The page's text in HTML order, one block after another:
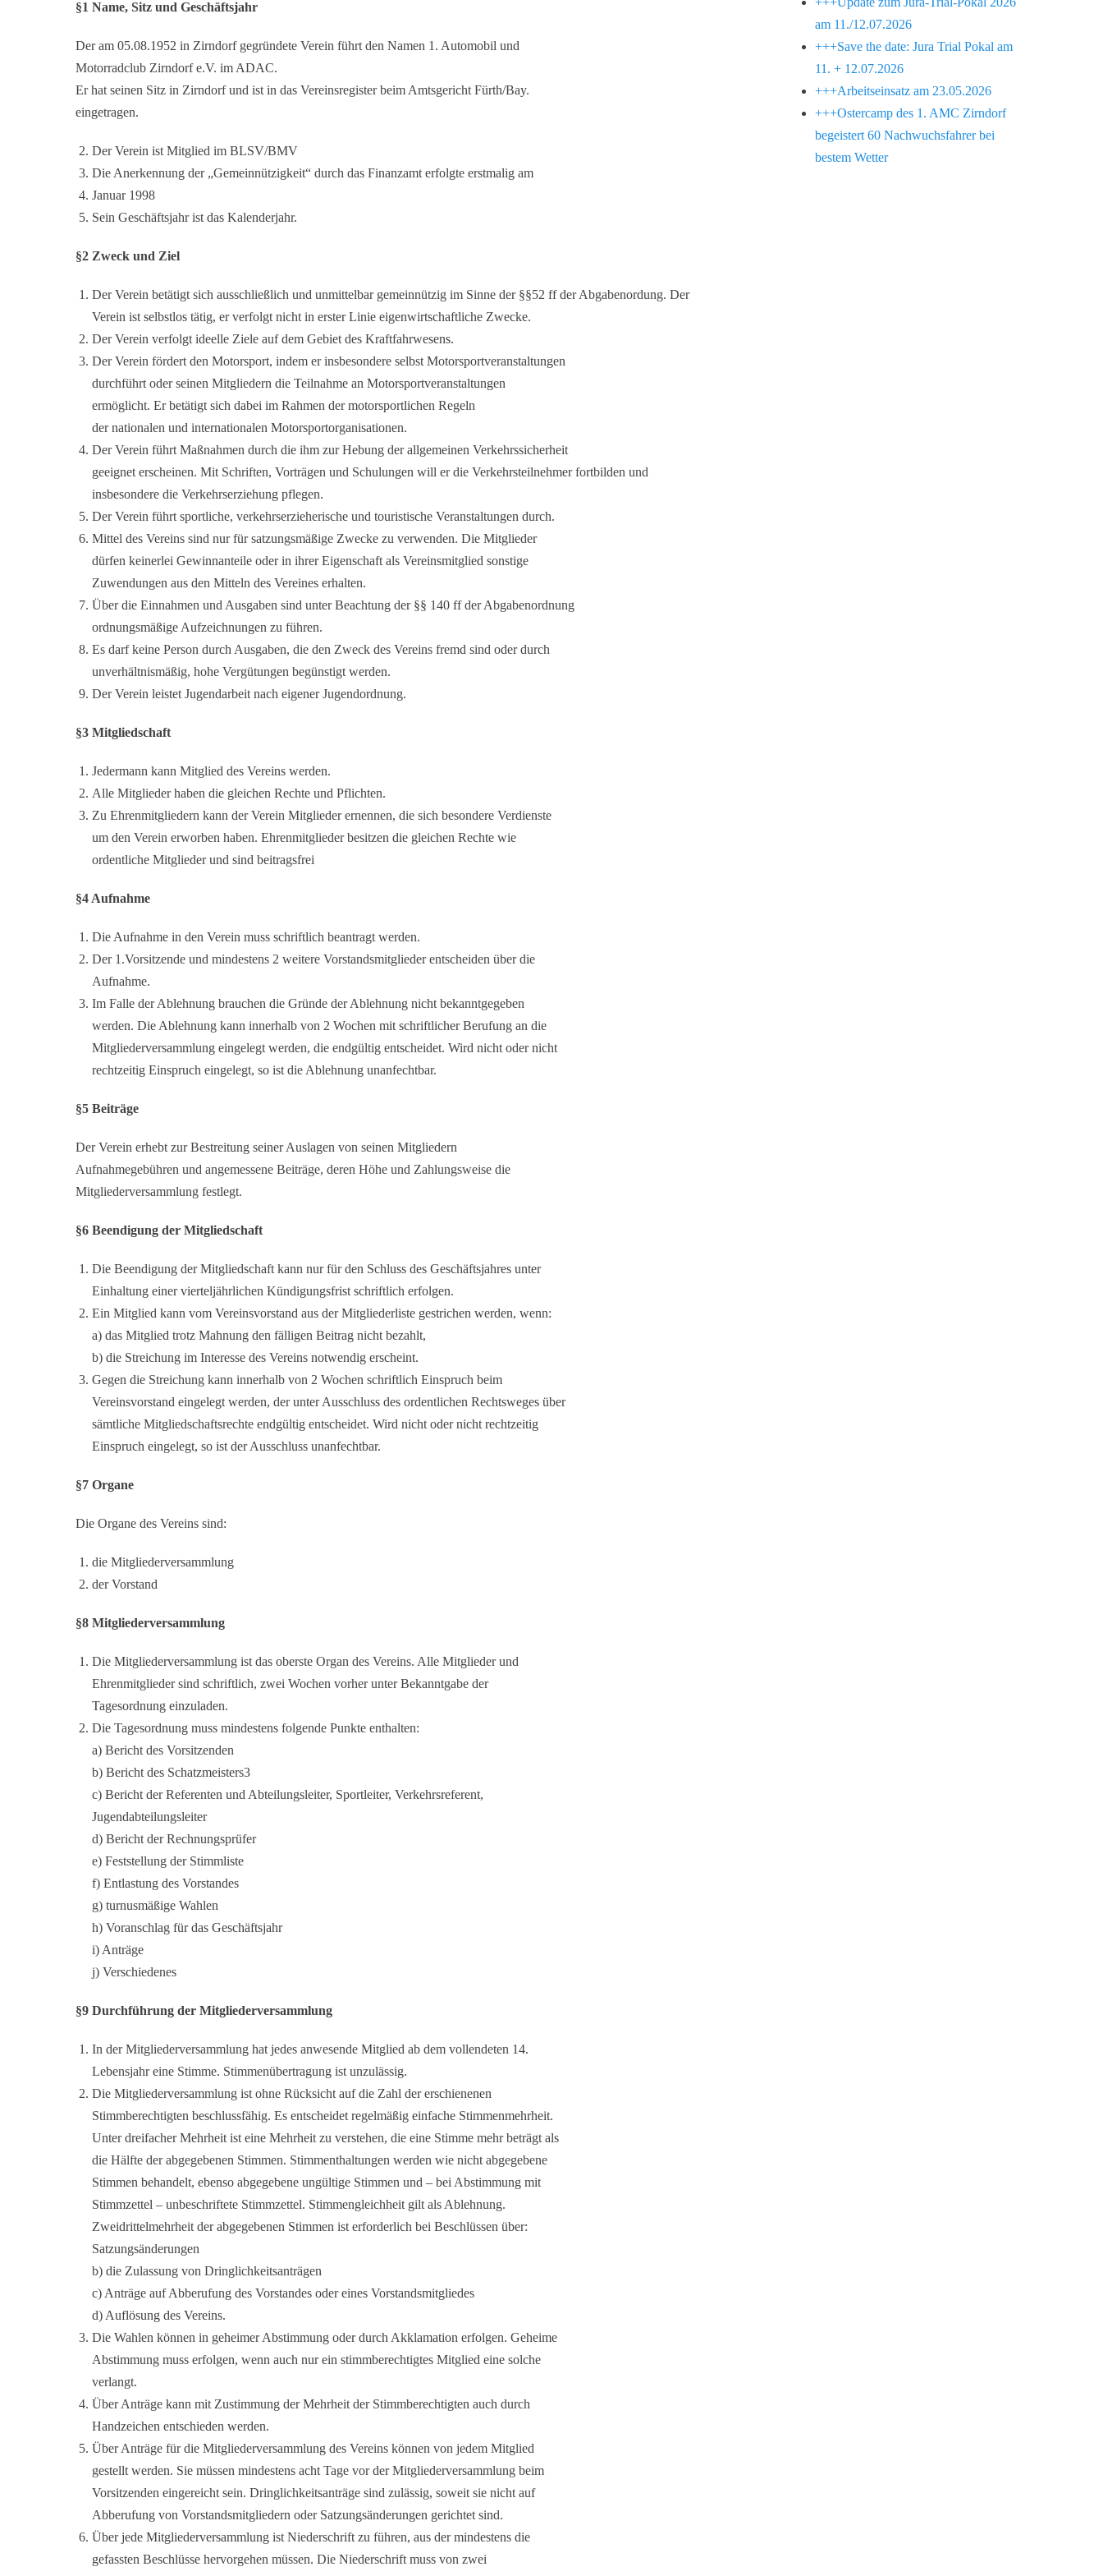
§1 Name, Sitz und Geschäftsjahr
Der am 05.08.1952 in Zirndorf gegründete Verein führt den Namen 1. Automobil und
Motorradclub Zirndorf e.V. im ADAC.
Er hat seinen Sitz in Zirndorf und ist in das Vereinsregister beim Amtsgericht Fürth/Bay.
eingetragen.
Der Verein ist Mitglied im BLSV/BMV
Die Anerkennung der „Gemeinnützigkeit“ durch das Finanzamt erfolgte erstmalig am
Januar 1998
Sein Geschäftsjahr ist das Kalenderjahr.
§2 Zweck und Ziel
Der Verein betätigt sich ausschließlich und unmittelbar gemeinnützig im Sinne der §§52 ff der Abgabenordung. Der
Verein ist selbstlos tätig, er verfolgt nicht in erster Linie eigenwirtschaftliche Zwecke.
Der Verein verfolgt ideelle Ziele auf dem Gebiet des Kraftfahrwesens.
Der Verein fördert den Motorsport, indem er insbesondere selbst Motorsportveranstaltungen
durchführt oder seinen Mitgliedern die Teilnahme an Motorsportveranstaltungen
ermöglicht. Er betätigt sich dabei im Rahmen der motorsportlichen Regeln
der nationalen und internationalen Motorsportorganisationen.
Der Verein führt Maßnahmen durch die ihm zur Hebung der allgemeinen Verkehrssicherheit
geeignet erscheinen. Mit Schriften, Vorträgen und Schulungen will er die Verkehrsteilnehmer fortbilden und
insbesondere die Verkehrserziehung pflegen.
Der Verein führt sportliche, verkehrserzieherische und touristische Veranstaltungen durch.
Mittel des Vereins sind nur für satzungsmäßige Zwecke zu verwenden. Die Mitglieder
dürfen keinerlei Gewinnanteile oder in ihrer Eigenschaft als Vereinsmitglied sonstige
Zuwendungen aus den Mitteln des Vereines erhalten.
Über die Einnahmen und Ausgaben sind unter Beachtung der §§ 140 ff der Abgabenordnung
ordnungsmäßige Aufzeichnungen zu führen.
Es darf keine Person durch Ausgaben, die den Zweck des Vereins fremd sind oder durch
unverhältnismäßig, hohe Vergütungen begünstigt werden.
Der Verein leistet Jugendarbeit nach eigener Jugendordnung.
§3 Mitgliedschaft
Jedermann kann Mitglied des Vereins werden.
Alle Mitglieder haben die gleichen Rechte und Pflichten.
Zu Ehrenmitgliedern kann der Verein Mitglieder ernennen, die sich besondere Verdienste
um den Verein erworben haben. Ehrenmitglieder besitzen die gleichen Rechte wie
ordentliche Mitglieder und sind beitragsfrei
§4 Aufnahme
Die Aufnahme in den Verein muss schriftlich beantragt werden.
Der 1.Vorsitzende und mindestens 2 weitere Vorstandsmitglieder entscheiden über die
Aufnahme.
Im Falle der Ablehnung brauchen die Gründe der Ablehnung nicht bekanntgegeben
werden. Die Ablehnung kann innerhalb von 2 Wochen mit schriftlicher Berufung an die
Mitgliederversammlung eingelegt werden, die endgültig entscheidet. Wird nicht oder nicht
rechtzeitig Einspruch eingelegt, so ist die Ablehnung unanfechtbar.
§5 Beiträge
Der Verein erhebt zur Bestreitung seiner Auslagen von seinen Mitgliedern
Aufnahmegebühren und angemessene Beiträge, deren Höhe und Zahlungsweise die
Mitgliederversammlung festlegt.
§6 Beendigung der Mitgliedschaft
Die Beendigung der Mitgliedschaft kann nur für den Schluss des Geschäftsjahres unter
Einhaltung einer vierteljährlichen Kündigungsfrist schriftlich erfolgen.
Ein Mitglied kann vom Vereinsvorstand aus der Mitgliederliste gestrichen werden, wenn:
a) das Mitglied trotz Mahnung den fälligen Beitrag nicht bezahlt,
b) die Streichung im Interesse des Vereins notwendig erscheint.
Gegen die Streichung kann innerhalb von 2 Wochen schriftlich Einspruch beim
Vereinsvorstand eingelegt werden, der unter Ausschluss des ordentlichen Rechtsweges über
sämtliche Mitgliedschaftsrechte endgültig entscheidet. Wird nicht oder nicht rechtzeitig
Einspruch eingelegt, so ist der Ausschluss unanfechtbar.
§7 Organe
Die Organe des Vereins sind:
die Mitgliederversammlung
der Vorstand
§8 Mitgliederversammlung
Die Mitgliederversammlung ist das oberste Organ des Vereins. Alle Mitglieder und
Ehrenmitglieder sind schriftlich, zwei Wochen vorher unter Bekanntgabe der
Tagesordnung einzuladen.
Die Tagesordnung muss mindestens folgende Punkte enthalten:
a) Bericht des Vorsitzenden
b) Bericht des Schatzmeisters3
c) Bericht der Referenten und Abteilungsleiter, Sportleiter, Verkehrsreferent,
Jugendabteilungsleiter
d) Bericht der Rechnungsprüfer
e) Feststellung der Stimmliste
f) Entlastung des Vorstandes
g) turnusmäßige Wahlen
h) Voranschlag für das Geschäftsjahr
i) Anträge
j) Verschiedenes
§9 Durchführung der Mitgliederversammlung
In der Mitgliederversammlung hat jedes anwesende Mitglied ab dem vollendeten 14.
Lebensjahr eine Stimme. Stimmenübertragung ist unzulässig.
Die Mitgliederversammlung ist ohne Rücksicht auf die Zahl der erschienenen
Stimmberechtigten beschlussfähig. Es entscheidet regelmäßig einfache Stimmenmehrheit.
Unter dreifacher Mehrheit ist eine Mehrheit zu verstehen, die eine Stimme mehr beträgt als
die Hälfte der abgegebenen Stimmen. Stimmenthaltungen werden wie nicht abgegebene
Stimmen behandelt, ebenso abgegebene ungültige Stimmen und – bei Abstimmung mit
Stimmzettel – unbeschriftete Stimmzettel. Stimmengleichheit gilt als Ablehnung.
Zweidrittelmehrheit der abgegebenen Stimmen ist erforderlich bei Beschlüssen über:
Satzungsänderungen
b) die Zulassung von Dringlichkeitsanträgen
c) Anträge auf Abberufung des Vorstandes oder eines Vorstandsmitgliedes
d) Auflösung des Vereins.
Die Wahlen können in geheimer Abstimmung oder durch Akklamation erfolgen. Geheime
Abstimmung muss erfolgen, wenn auch nur ein stimmberechtigtes Mitglied eine solche
verlangt.
Über Anträge kann mit Zustimmung der Mehrheit der Stimmberechtigten auch durch
Handzeichen entschieden werden.
Über Anträge für die Mitgliederversammlung des Vereins können von jedem Mitglied
gestellt werden. Sie müssen mindestens acht Tage vor der Mitgliederversammlung beim
Vorsitzenden eingereicht sein. Dringlichkeitsanträge sind zulässig, soweit sie nicht auf
Abberufung von Vorstandsmitgliedern oder Satzungsänderungen gerichtet sind.
Über jede Mitgliederversammlung ist Niederschrift zu führen, aus der mindestens die
gefassten Beschlüsse hervorgehen müssen. Die Niederschrift muss von zwei
am 11./12.07.2026
+++Save the date: Jura Trial Pokal am
11. + 12.07.2026
+++Arbeitseinsatz am 23.05.2026
+++Ostercamp des 1. AMC Zirndorf
begeistert 60 Nachwuchsfahrer bei
bestem Wetter